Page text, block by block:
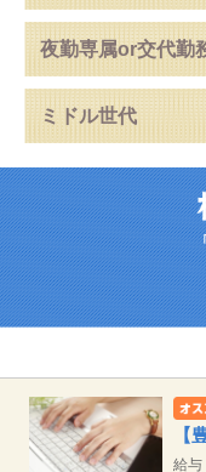
夜勤専属or交代勤
ミドル世代
【
務
給